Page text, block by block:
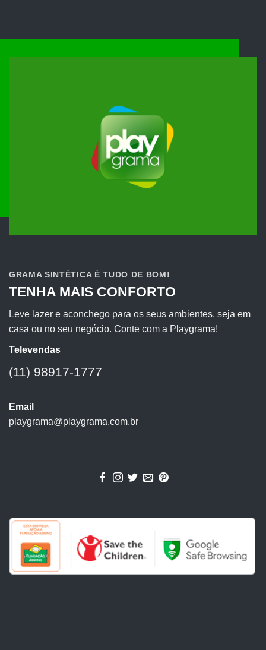
GRAMA SINTÉTICA É TUDO DE BOM!
TENHA MAIS CONFORTO
Leve lazer e aconchego para os seus ambientes, seja em
casa ou no seu negócio. Conte com a Playgrama!
Televendas
(11) 98917-1777
Email
playgrama@playgrama.com.br